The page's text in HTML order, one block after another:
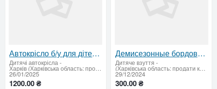
Автокрісло б/у для дітей віком від 1 до 5 років
Дитячі автокрісла -
Харків (Харківська область: продати купити)
26/01/2025
1200.00 ₴
Демисезонные бордовые ботинки для девочки, 34 размер — идеальное состояние
Дитяче взуття -
(Харківська область: продати купити)
29/12/2024
300.00 ₴